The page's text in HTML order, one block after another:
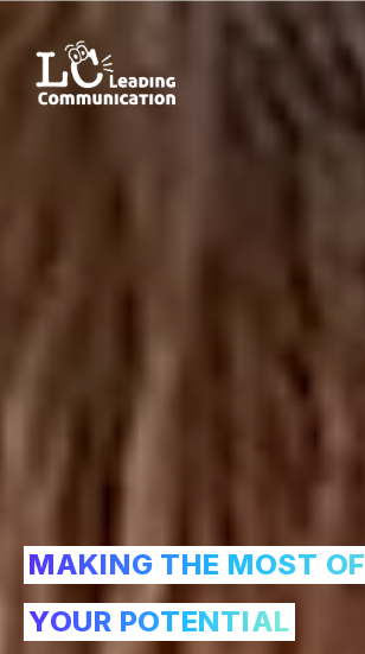
MAKING THE MOST OF
YOUR POTENTIAL